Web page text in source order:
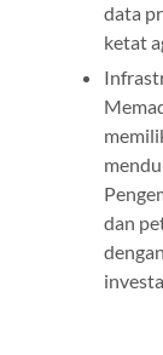
data
ketat
dan